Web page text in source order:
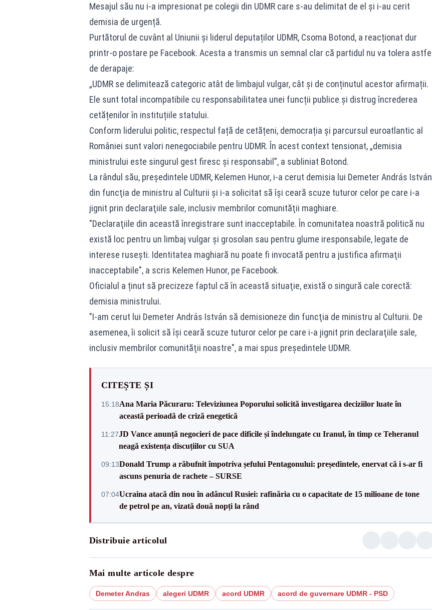
Mesajul său nu i-a impresionat pe colegii din UDMR care s-au delimitat de el și i-au cerit
demisia de urgență.
Purtătorul de cuvânt al Uniunii și liderul deputaților UDMR, Csoma Botond, a reacționat dur
printr-o postare pe Facebook. Acesta a transmis un semnal clar că partidul nu va tolera astfel
de derapaje:
„UDMR se delimitează categoric atât de limbajul vulgar, cât și de conținutul acestor afirmații.
Ele sunt total incompatibile cu responsabilitatea unei funcții publice și distrug încrederea
cetățenilor în instituțiile statului.
Conform liderului politic, respectul față de cetățeni, democrația și parcursul euroatlantic al
României sunt valori nenegociabile pentru UDMR. În acest context tensionat, „demisia
ministrului este singurul gest firesc și responsabil”, a subliniat Botond.
La rândul său, preşedintele UDMR, Kelemen Hunor, i-a cerut demisia lui Demeter András István
din funcţia de ministru al Culturii și i-a solicitat să îşi ceară scuze tuturor celor pe care i-a
jignit prin declaraţiile sale, inclusiv membrilor comunităţii maghiare.
"Declaraţiile din această înregistrare sunt inacceptabile. În comunitatea noastră politică nu
există loc pentru un limbaj vulgar şi grosolan sau pentru glume iresponsabile, legate de
interese ruseşti. Identitatea maghiară nu poate fi invocată pentru a justifica afirmaţii
inacceptabile", a scris Kelemen Hunor, pe Facebook.
Oficialul a ținut să precizeze faptul că în această situaţie, există o singură cale corectă:
demisia ministrului.
"I-am cerut lui Demeter András István să demisioneze din funcţia de ministru al Culturii. De
asemenea, îi solicit să îşi ceară scuze tuturor celor pe care i-a jignit prin declaraţiile sale,
inclusiv membrilor comunităţii noastre", a mai spus președintele UDMR.
CITEȘTE ȘI
15:18Ana Maria Păcuraru: Televiziunea Poporului solicită investigarea deciziilor luate în
această perioadă de criză enegetică
11:27JD Vance anunță negocieri de pace dificile și îndelungate cu Iranul, în timp ce Teheranul
neagă existența discuțiilor cu SUA
09:13Donald Trump a răbufnit împotriva șefului Pentagonului: președintele, enervat că i s-ar fi
ascuns penuria de rachete – SURSE
07:04Ucraina atacă din nou în adâncul Rusiei: rafinăria cu o capacitate de 15 milioane de tone
de petrol pe an, vizată două nopți la rând
Distribuie articolul
Mai multe articole despre
Demeter Andras alegeri UDMR acord UDMR acord de guvernare UDMR - PSD